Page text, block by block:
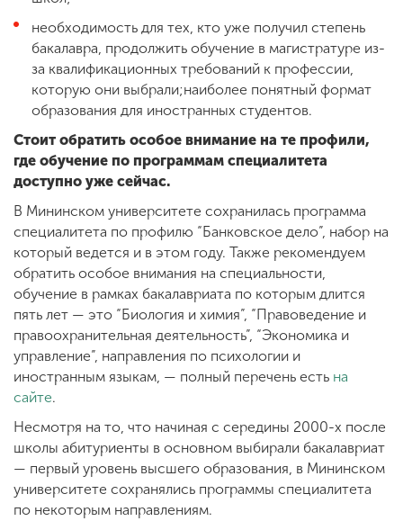
необходимость для тех, кто уже получил степень
бакалавра, продолжить обучение в магистратуре из-
за квалификационных требований к профессии,
которую они выбрали;наиболее понятный формат
образования для иностранных студентов.
Стоит обратить особое внимание на те профили,
где обучение по программам специалитета
доступно уже сейчас.
В Мининском университете сохранилась программа
специалитета по профилю “Банковское дело”, набор на
который ведется и в этом году. Также рекомендуем
обратить особое внимания на специальности,
обучение в рамках бакалавриата по которым длится
пять лет — это “Биология и химия”, “Правоведение и
правоохранительная деятельность”, “Экономика и
управление”, направления по психологии и
иностранным языкам, — полный перечень есть на
сайте.
Несмотря на то, что начиная с середины 2000-х после
школы абитуриенты в основном выбирали бакалавриат
— первый уровень высшего образования, в Мининском
университете сохранялись программы специалитета
по некоторым направлениям.